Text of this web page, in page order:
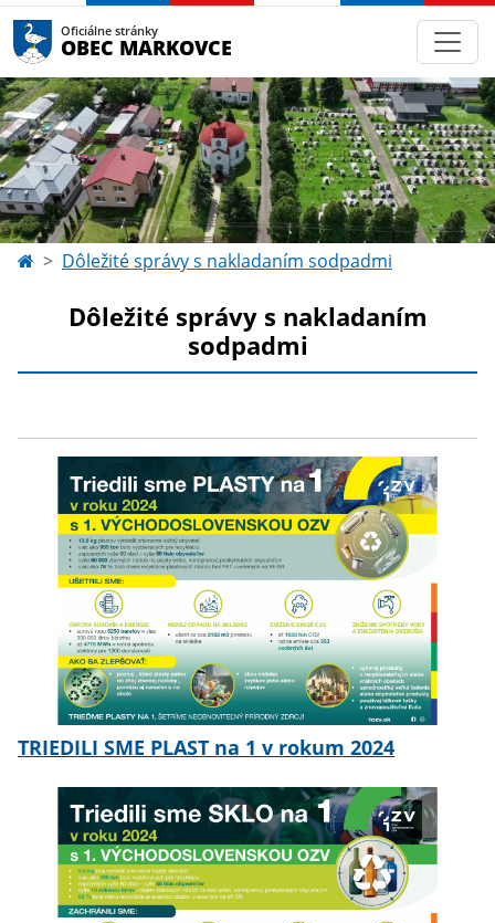
Oficiálne stránky
OBEC MARKOVCE
Dôležité správy s nakladaním sodpadmi
Dôležité správy s nakladaním
sodpadmi
TRIEDILI SME PLAST na 1 v rokum 2024